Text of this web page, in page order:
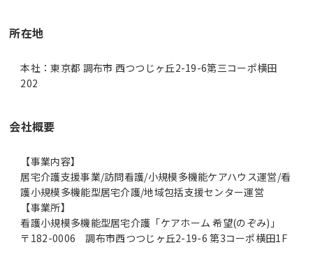
所在地
本社：東京都 調布市 西つつじヶ丘2-19-6第三コーポ横田
202
会社概要
【事業内容】
居宅介護支援事業/訪問看護/小規模多機能ケアハウス運営/看
護小規模多機能型居宅介護/地域包括支援センター運営
【事業所】
看護小規模多機能型居宅介護「ケアホーム 希望(のぞみ)」
〒182-0006 調布市西つつじヶ丘2-19-6 第3コーポ横田1F